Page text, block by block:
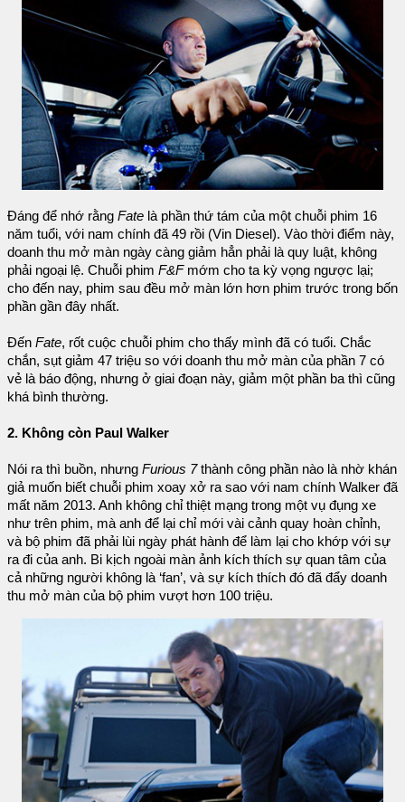
Đáng để nhớ rằng Fate là phần thứ tám của một chuỗi phim 16
năm tuổi, với nam chính đã 49 rồi (Vin Diesel). Vào thời điểm này,
doanh thu mở màn ngày càng giảm hẳn phải là quy luật, không
phải ngoại lệ. Chuỗi phim F&Fmớm cho ta kỳ vọng ngược lại;
cho đến nay, phim sau đều mở màn lớn hơn phim trước trong bốn
phần gần đây nhất.
Đến Fate, rốt cuộc chuỗi phim cho thấy mình đã có tuổi. Chắc
chắn, sụt giảm 47 triệu so với doanh thu mở màn của phần 7 có
vẻ là báo động, nhưng ở giai đoạn này, giảm một phần ba thì cũng
khá bình thường.
2. Không còn Paul Walker
Nói ra thì buồn, nhưng Furious 7thành công phần nào là nhờ khán
giả muốn biết chuỗi phim xoay xở ra sao với nam chính Walker đã
mất năm 2013. Anh không chỉ thiệt mạng trong một vụ đụng xe
như trên phim, mà anh để lại chỉ mới vài cảnh quay hoàn chỉnh,
và bộ phim đã phải lùi ngày phát hành để làm lại cho khớp với sự
ra đi của anh. Bi kịch ngoài màn ảnh kích thích sự quan tâm của
cả những người không là ‘fan’, và sự kích thích đó đã đẩy doanh
thu mở màn của bộ phim vượt hơn 100 triệu.